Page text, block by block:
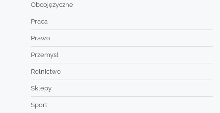
Obcojęzyczne
Praca
Prawo
Przemysł
Rolnictwo
Sklepy
Sport